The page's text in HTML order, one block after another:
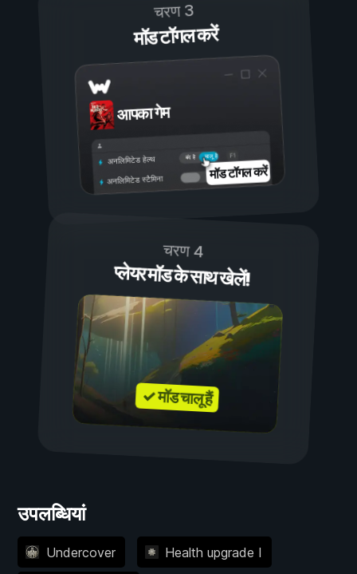
चरण 3
मॉड टॉगल करें
आपका गेम
चालू है
बंद है
अनलिमिटेड हेल्थ
अनलिमिटेड स्टैमिना मॉड टॉगल करें
चरण 4
प्लेयर मॉड के साथ खेलें!
✓ मॉड चालू हैं
उपलब्धियां
Undercover Health upgrade I